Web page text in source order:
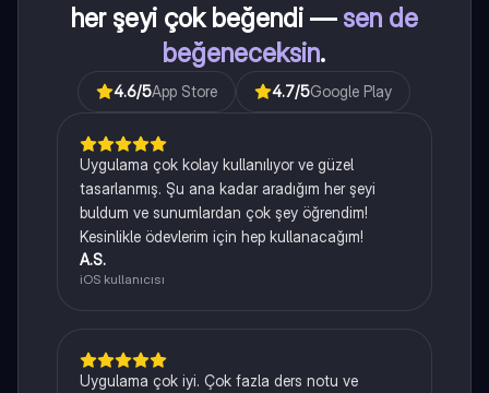
her şeyi çok beğendi — sen de
beğeneceksin.
4.6/5App Store 4.7/5Google Play
Uygulama çok kolay kullanılıyor ve güzel
tasarlanmış. Şu ana kadar aradığım her şeyi
buldum ve sunumlardan çok şey öğrendim!
Kesinlikle ödevlerim için hep kullanacağım!
A.S.
iOS kullanıcısı
Uygulama çok iyi. Çok fazla ders notu ve